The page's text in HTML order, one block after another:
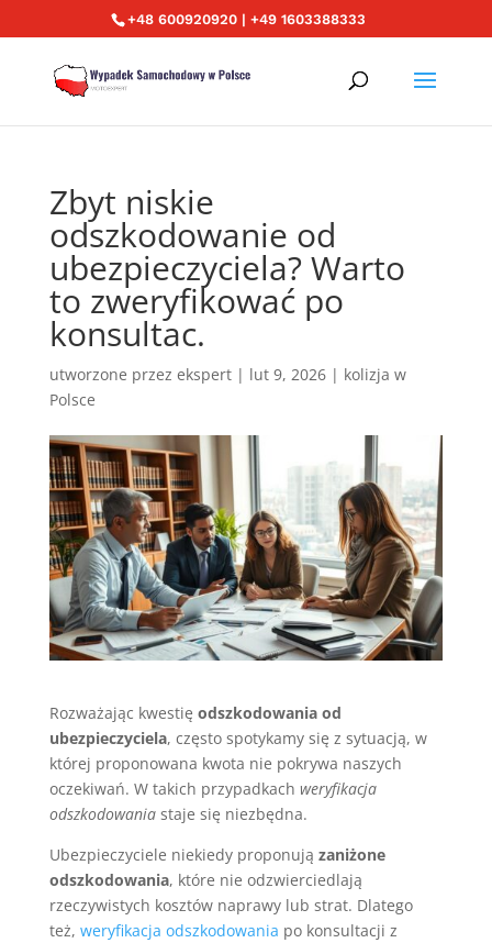
+48 600920920 | +49 1603388333
Zbyt niskie
odszkodowanie od
ubezpieczyciela? Warto
to zweryfikować po
konsultac.
utworzone przez ekspert| lut 9, 2026| kolizja w
Polsce
Rozważając kwestię odszkodowania od
ubezpieczyciela, często spotykamy się z sytuacją, w
której proponowana kwota nie pokrywa naszych
oczekiwań. W takich przypadkach weryfikacja
odszkodowaniastaje się niezbędna.
Ubezpieczyciele niekiedy proponują zaniżone
odszkodowania, które nie odzwierciedlają
rzeczywistych kosztów naprawy lub strat. Dlatego
też, weryfikacja odszkodowania po konsultacji z